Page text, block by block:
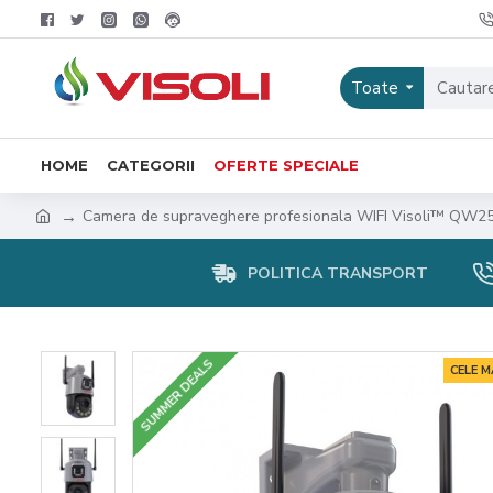
Toate
HOME CATEGORII OFERTE SPECIALE
Camera de supraveghere profesionala WIFI Visoli™
POLITICA TRANSPORT
CELE
SUMMER DEALS